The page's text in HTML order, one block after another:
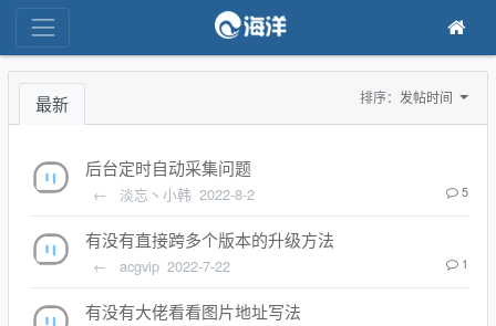
最新 排序： 发帖时间
后台定时自动采集问题
← 淡忘丶小韩 2022-8-2 5
有没有直接跨多个版本的升级方法
← acgvip 2022-7-22 1
有没有大佬看看图片地址写法